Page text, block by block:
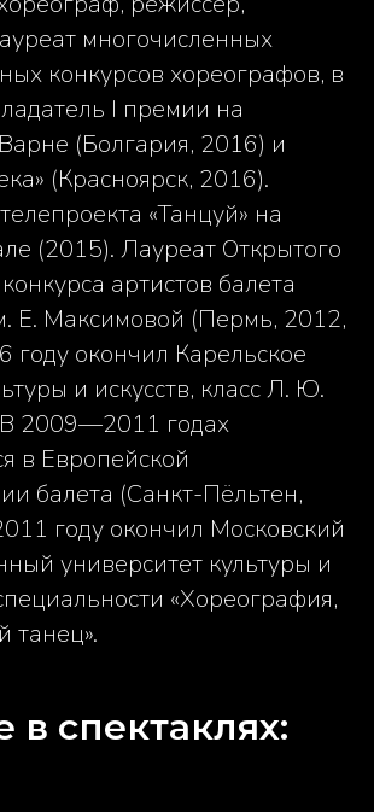
многочисленных
конкурсов хореографов, в
I премии на
(Болгария, 2016) и
(Красноярск, 2016).
«Танцуй» на
(2015). Лауреат Открытого
артистов балета
Е. Максимовой (Пермь, 2012,
году окончил Карельское
и искусств, класс Л. Ю.
2009—2011 годах
в Европейской
балета (Сaнкт-Пёльтен,
году окончил Московский
университет культуры и
«Хореография,
танец».
в спектаклях: